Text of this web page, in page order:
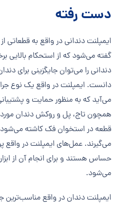
دست رفته
ایمپلنت دندانی در واقع به قطعاتی
گفته می‌شود که از استحکام بالایی
دندانی را می‌توان جایگزینی برای
دانست. ایمپلنت در واقع یک نوع
می‌آید که به منظور حمایت و
همچون تاج، پل و روکش دندان مورد
قطعه در استخوان فک کاشته می‌شود
می‌گیرند. عمل‌های ایمپلنت در واقع
حساس هستند و برای انجام آن از
می‌شود‌.
ایمپلنت دندان در واقع مناسب‌ترین